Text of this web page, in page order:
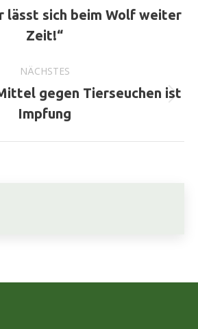
Vorheriger
Beitrag:
lässt sich beim Wolf weiter
Zeit!“
NÄCHSTES
Nächster
Beitrag:
gegen Tierseuchen ist
Impfung